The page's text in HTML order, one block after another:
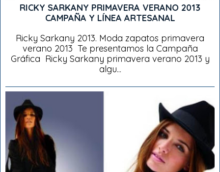
RICKY SARKANY PRIMAVERA VERANO 2013
CAMPAÑA Y LÍNEA ARTESANAL
Ricky Sarkany 2013. Moda zapatos primavera
verano 2013 Te presentamos la Campaña
Gráfica Ricky Sarkany primavera verano 2013 y
algu...